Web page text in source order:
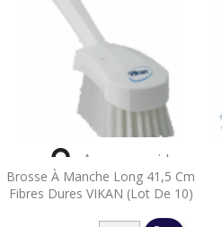
Brosse À Manche Long 41,5 Cm
Fibres Dures VIKAN (lot De 10)
 Aperçu rapide